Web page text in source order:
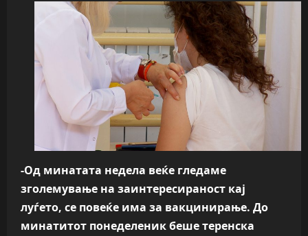
-Од минатата недела веќе гледаме
зголемување на заинтересираност кај
луѓето, се повеќе има за вакцинирање. До
минатитот понеделеник беше теренска